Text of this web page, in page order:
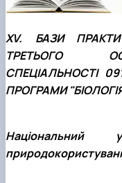
ХV. БАЗИ
ТРЕТЬОГО
СПЕЦІАЛЬНОСТІ
ПРОГРАМИ
Національний